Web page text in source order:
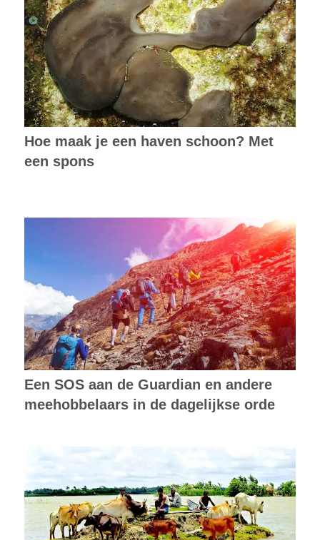
Hoe maak je een haven schoon? Met
een spons
Een SOS aan de Guardian en andere
meehobbelaars in de dagelijkse orde